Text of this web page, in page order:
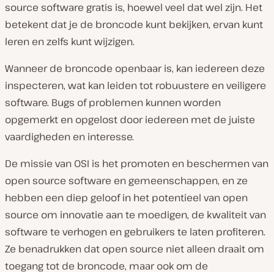
source software gratis is, hoewel veel dat wel zijn. Het
betekent dat je de broncode kunt bekijken, ervan kunt
leren en zelfs kunt wijzigen.
Wanneer de broncode openbaar is, kan iedereen deze
inspecteren, wat kan leiden tot robuustere en veiligere
software. Bugs of problemen kunnen worden
opgemerkt en opgelost door iedereen met de juiste
vaardigheden en interesse.
De missie van OSI is het promoten en beschermen van
open source software en gemeenschappen, en ze
hebben een diep geloof in het potentieel van open
source om innovatie aan te moedigen, de kwaliteit van
software te verhogen en gebruikers te laten profiteren.
Ze benadrukken dat open source niet alleen draait om
toegang tot de broncode, maar ook om de